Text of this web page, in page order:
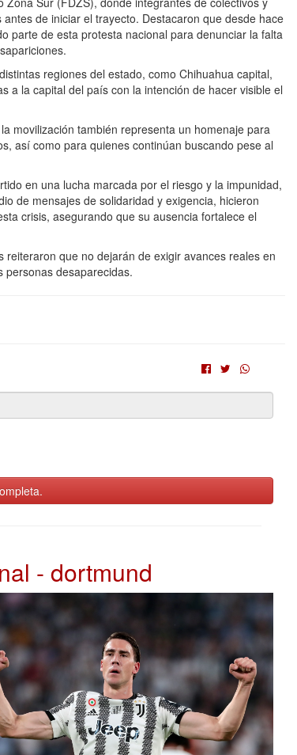
de iniciar el trayecto. Destacaron que desde hace
parte de esta protesta nacional para denunciar la falta
regiones del estado, como Chihuahua capital,
a la capital del país con la intención de hacer visible el
movilización también representa un homenaje para
así como para quienes continúan buscando pese al
en una lucha marcada por el riesgo y la impunidad,
de mensajes de solidaridad y exigencia, hicieron
crisis, asegurando que su ausencia fortalece el
que no dejarán de exigir avances reales en
personas desaparecidas.
- dortmund